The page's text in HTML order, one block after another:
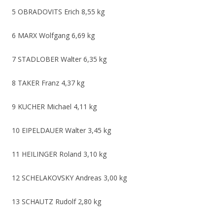
5 OBRADOVITS Erich 8,55 kg
6 MARX Wolfgang 6,69 kg
7 STADLOBER Walter 6,35 kg
8 TAKER Franz 4,37 kg
9 KUCHER Michael 4,11 kg
10 EIPELDAUER Walter 3,45 kg
11 HEILINGER Roland 3,10 kg
12 SCHELAKOVSKY Andreas 3,00 kg
13 SCHAUTZ Rudolf 2,80 kg